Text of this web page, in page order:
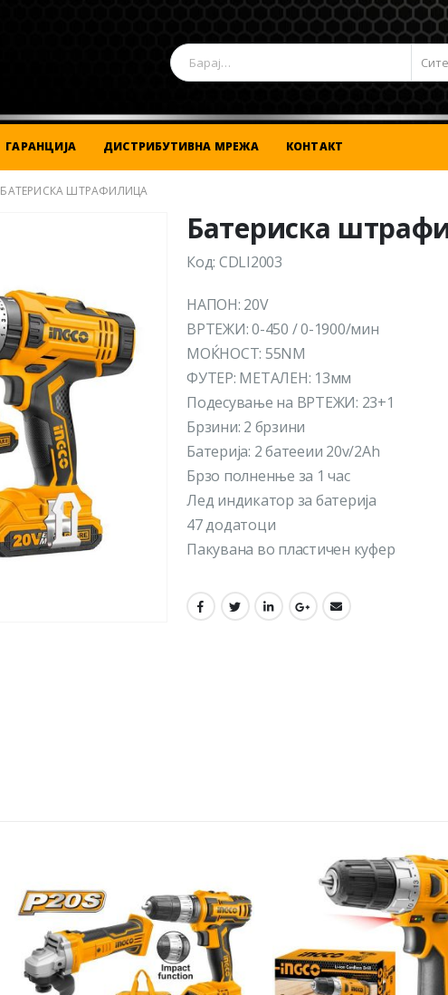
ГАРАНЦИЈА ДИСТРИБУТИВНА МРЕЖА КОНТАКТ
БАТЕРИСКА ШТРАФИЛИЦА
Батериска
Код: CDLI2003
НАПОН: 20V
ВРТЕЖИ: 0-450 / 0-1900/мин
МОЌНОСТ: 55NM
ФУТЕР: МЕТАЛЕН: 13мм
Подесување на ВРТЕЖИ: 23+1
Брзини: 2 брзини
Батерија: 2 батееии 20v/2Ah
Брзо полненње за 1 час
Лед индикатор за батерија
47 додатоци
Пакувана во пластичен куфер